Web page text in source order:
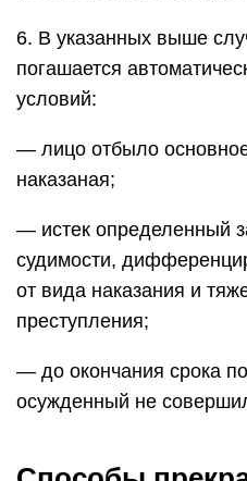
6. В указанных выше
погашается
условий:
— лицо отбыло
наказаная;
— истек определенный
судимости,
от вида наказания и
преступления;
— до окончания срока
осужденный не